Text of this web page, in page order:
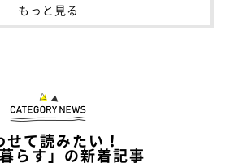
もっと見る
せて読みたい！
暮らす」の新着記事